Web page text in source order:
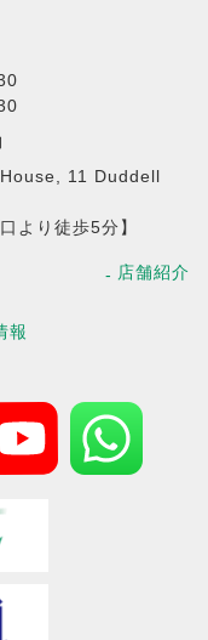
11 Duddell
より徒歩5分】
報
店舗紹介